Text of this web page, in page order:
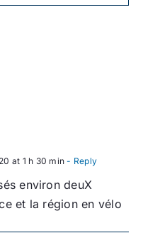
at 1 h 30 min - Reply
environ deuX
et la région en vélo